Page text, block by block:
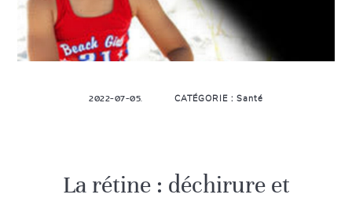
2022-07-05. CATÉGORIE : Santé
La rétine : déchirure et